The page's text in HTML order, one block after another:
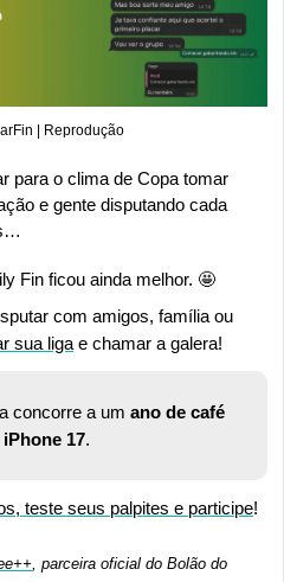
| Reprodução
para o clima de Copa tomar
e gente disputando cada
Fin ficou ainda melhor. 🤩
com amigos, família ou
sua liga e chamar a galera!
concorre a um ano de café
iPhone 17.
teste seus palpites e participe!
, parceira oficial do Bolão do